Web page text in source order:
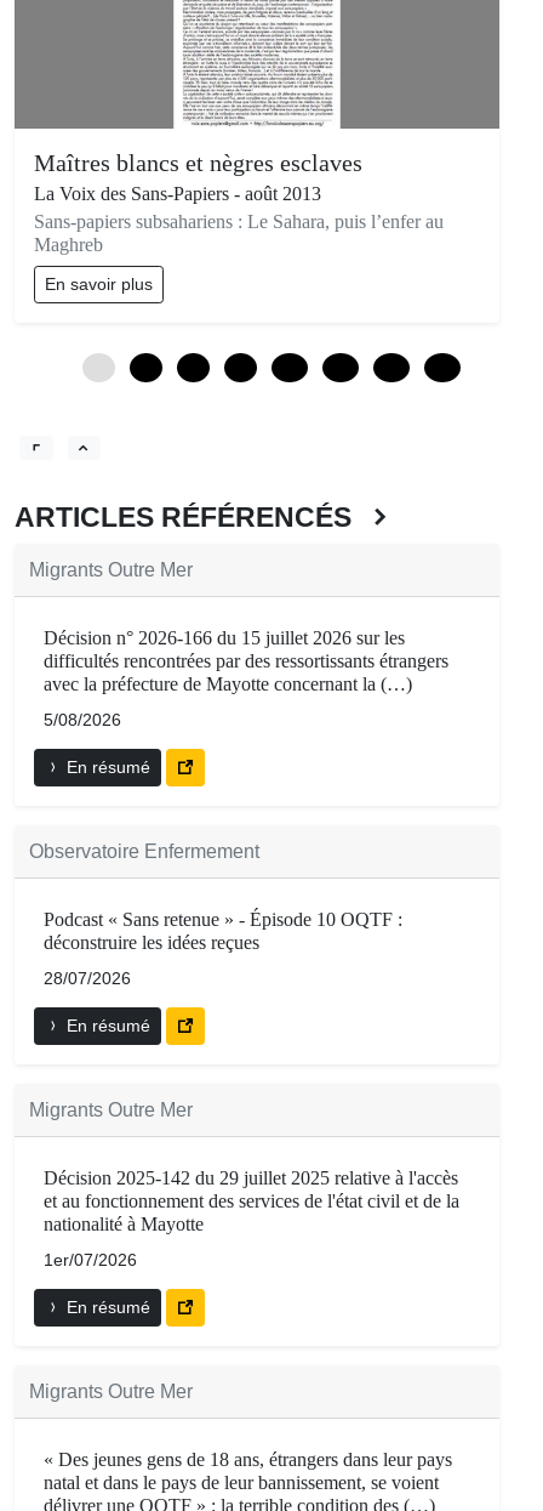
Maîtres blancs et nègres esclaves
La Voix des Sans-Papiers - août 2013
Sans-papiers subsahariens : Le Sahara, puis l’enfer au
Maghreb
En savoir plus
ARTICLES RÉFÉRENCÉS
Migrants Outre Mer
Décision n° 2026-166 du 15 juillet 2026 sur les
difficultés rencontrées par des ressortissants étrangers
avec la préfecture de Mayotte concernant la (…)
5/08/2026
En résumé
Observatoire Enfermement
Podcast « Sans retenue » - Épisode 10 OQTF :
déconstruire les idées reçues
28/07/2026
En résumé
Migrants Outre Mer
Décision 2025-142 du 29 juillet 2025 relative à l'accès
et au fonctionnement des services de l'état civil et de la
nationalité à Mayotte
1er/07/2026
En résumé
Migrants Outre Mer
« Des jeunes gens de 18 ans, étrangers dans leur pays
natal et dans le pays de leur bannissement, se voient
délivrer une OQTF » : la terrible condition des (…)